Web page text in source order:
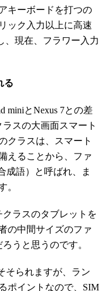
キーボードを打つの
ック入力以上に高速
、現在、フラワー入力
る
miniとNexus 7との差
スの大画面スマート
クラスは、スマート
えることから、ファ
成語）と呼ばれ、ま
。
ラスのタブレットを
の中間サイズのファ
うと思うのです。
そられますが、ラン
ポイントなので、SIM